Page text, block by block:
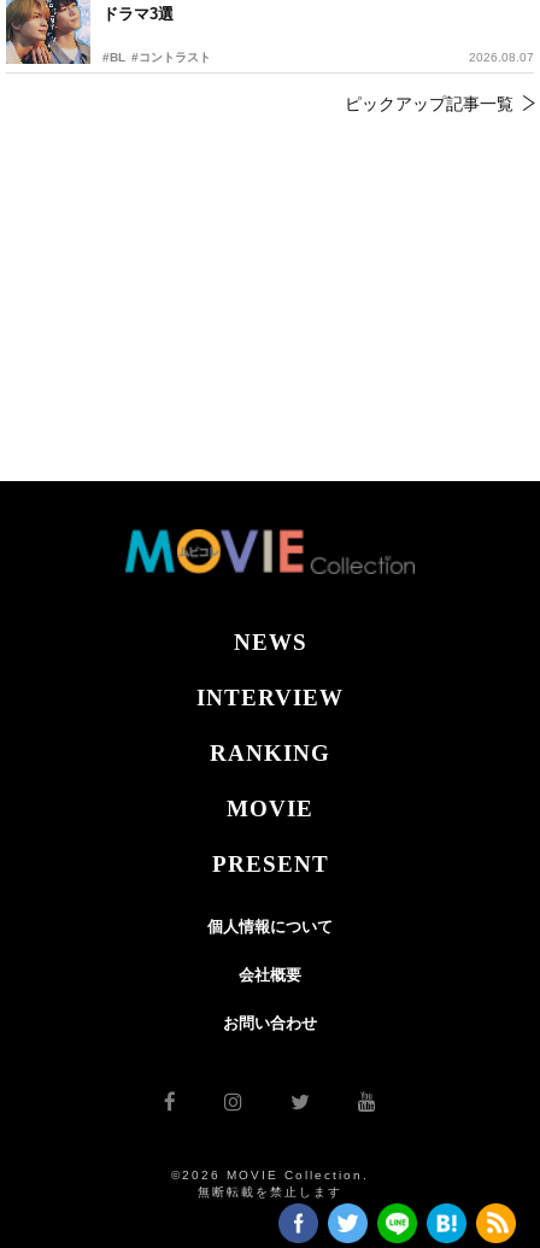
ドラマ3選
#BL #コントラスト 2026.08.07
ピックアップ記事一覧
NEWS
INTERVIEW
RANKING
MOVIE
PRESENT
個人情報について
会社概要
お問い合わせ
©2026 MOVIE Collection.
無断転載を禁止します